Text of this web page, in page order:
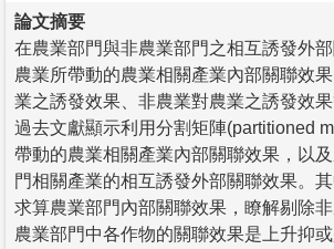
論文摘要
在農業部門與非農業部門之相互誘發外部
農業所帶動的農業相關產業內部關聯效
業之誘發效果、非農業對農業之誘發效果
過去文獻顯示利用分割矩陣(partitioned
帶動的農業相關產業內部關聯效果，以
門相關產業的相互誘發外部關聯效果。
求算農業部門內部關聯效果，瞭解剔除非
農業部門中各作物的關聯效果是上升抑或